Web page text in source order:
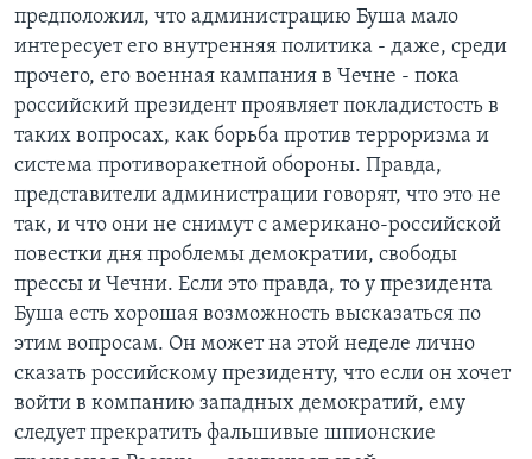
предположил, что администрацию Буша мало
интересует его внутренняя политика - даже, среди
прочего, его военная кампания в Чечне - пока
российский президент проявляет покладистость в
таких вопросах, как борьба против терроризма и
система противоракетной обороны. Правда,
представители администрации говорят, что это не
так, и что они не снимут с американо-российской
повестки дня проблемы демократии, свободы
прессы и Чечни. Если это правда, то у президента
Буша есть хорошая возможность высказаться по
этим вопросам. Он может на этой неделе лично
сказать российскому президенту, что если он хочет
войти в компанию западных демократий, ему
следует прекратить фальшивые шпионские